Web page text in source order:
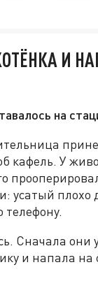
И
на
кафель. У
усатый
телефону.
Сначала они
и напала на